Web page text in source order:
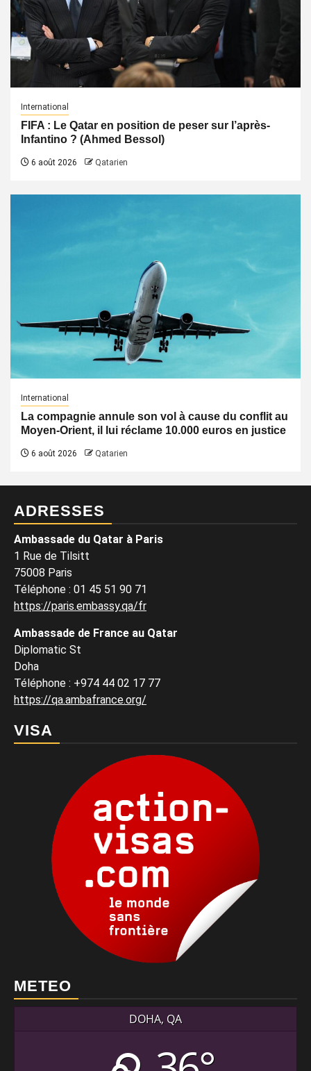
International
FIFA : Le Qatar en position de peser sur l’après-
Infantino ? (Ahmed Bessol)
6 août 2026 Qatarien
International
La compagnie annule son vol à cause du conflit au
Moyen-Orient, il lui réclame 10.000 euros en justice
6 août 2026 Qatarien
ADRESSES
Ambassade du Qatar à Paris
1 Rue de Tilsitt
75008 Paris
Téléphone : 01 45 51 90 71
https://paris.embassy.qa/fr
Ambassade de France au Qatar
Diplomatic St
Doha
Téléphone : +974 44 02 17 77
https://qa.ambafrance.org/
VISA
METEO
DOHA, QA